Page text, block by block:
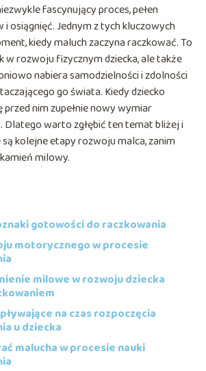
fascynujący proces, pełen
i osiągnięć. Jednym z tych kluczowych
kiedy maluch zaczyna raczkować. To
w rozwoju fizycznym dziecka, ale także
nabiera samodzielności i zdolności
go świata. Kiedy dziecko
nim zupełnie nowy wymiar
warto zgłębić ten temat bliżej i
kolejne etapy rozwoju malca, zanim
milowy.
gotowości do raczkowania
motorycznego w procesie
milowe w rozwoju dziecka
na czas rozpoczęcia
u dziecka
malucha w procesie nauki